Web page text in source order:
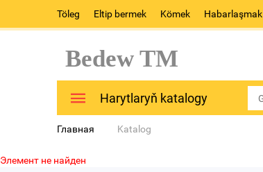
Töleg Eltip bermek Kömek Habarlaşmak
Bedew TM
Harytlaryň katalogy
Главная Katalog
Элемент не найден